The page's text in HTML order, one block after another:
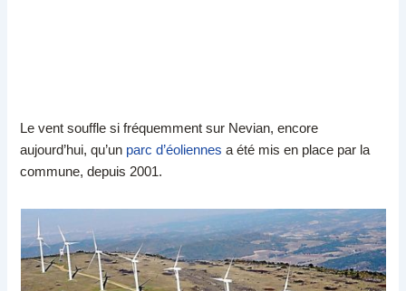
Le vent souffle si fréquemment sur Nevian, encore
aujourd’hui, qu’un parc d’éoliennes a été mis en place par la
commune, depuis 2001.